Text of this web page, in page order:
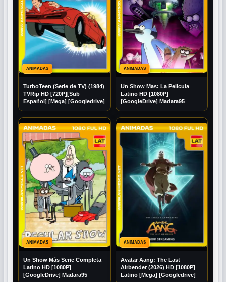
ANIMADAS
TurboTeen (Serie de TV) (1984)
TVRip HD [720P][Sub
Español] [Mega] [Googledrive]
ANIMADAS
Un Show Mas: La Pelicula
Latino HD [1080P]
[GoogleDrive] Madara95
ANIMADAS
Un Show Más Serie Completa
Latino HD [1080P]
[GoogleDrive] Madara95
ANIMADAS
Avatar Aang: The Last
Airbender (2026) HD [1080P]
Latino [Mega] [Googledrive]